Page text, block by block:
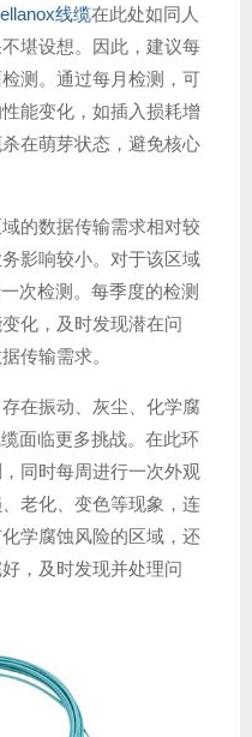
线缆在此处如同人
堪设想。因此，建议每
测。通过每月检测，可
能变化，如插入损耗增
在萌芽状态，避免核心
域的数据传输需求相对较
影响较小。对于该区域
次检测。每季度的检测
化，及时发现潜在问
传输需求。
存在振动、灰尘、化学腐
面临更多挑战。在此环
同时每周进行一次外观
老化、变色等现象，连
学腐蚀风险的区域，还
，及时发现并处理问